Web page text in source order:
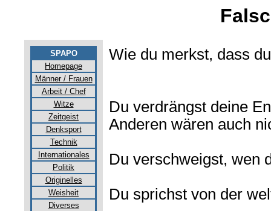
SPAPO
Homepage
Männer / Frauen
Arbeit / Chef
Witze
Zeitgeist
Denksport
Technik
Internationales
Politik
Originelles
Weisheit
Diverses
Wie du merkst, dass
Du verdrängst deine
Anderen wären auch
Du verschweigst, wen
Du sprichst von der